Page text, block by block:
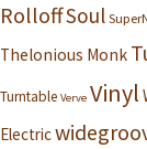
RolloffSoul
Thelonious Monk
Turntable Verve Vinyl
Electric